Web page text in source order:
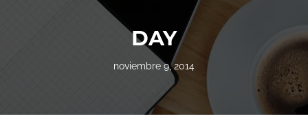
DAY
noviembre 9, 2014